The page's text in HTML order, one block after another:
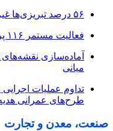
۵۶ درصد تبریزی‌ها غیرحضوری با شهرداری ارتباط دارند
فعالیت مستمر ۱۱۶ پروژه عمرانی در شرایط جنگی
میانی
تداوم عملیات
طرح‌های عمرانی
صنعت، معدن و تجارت